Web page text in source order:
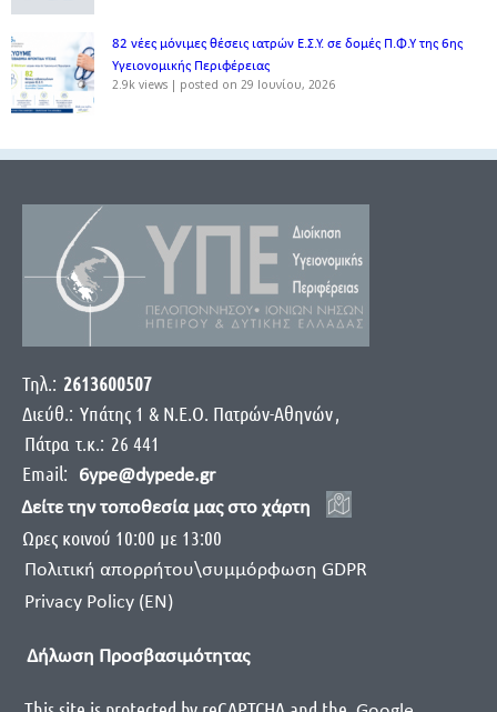
82 νέες μόνιμες θέσεις ιατρών Ε.Σ.Υ. σε δομές Π.Φ.Υ της 6ης
Υγειονομικής Περιφέρειας
2.9k views | posted on 29 Ιουνίου, 2026
Τηλ.: 2613600507
Διεύθ.: Yπάτης 1 & Ν.Ε.Ο. Πατρών-Αθηνών,
Πάτρα τ.κ.: 26 441
Email:
6ype@dypede.gr
Δείτε την τοποθεσία μας στο χάρτη
Ωρες κοινού 10:00 με 13:00
Πολιτική απορρήτου\συμμόρφωση GDPR
Privacy Policy (EN)
Δήλωση Προσβασιμότητας